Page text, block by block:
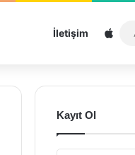
İletişim
Kayıt Ol